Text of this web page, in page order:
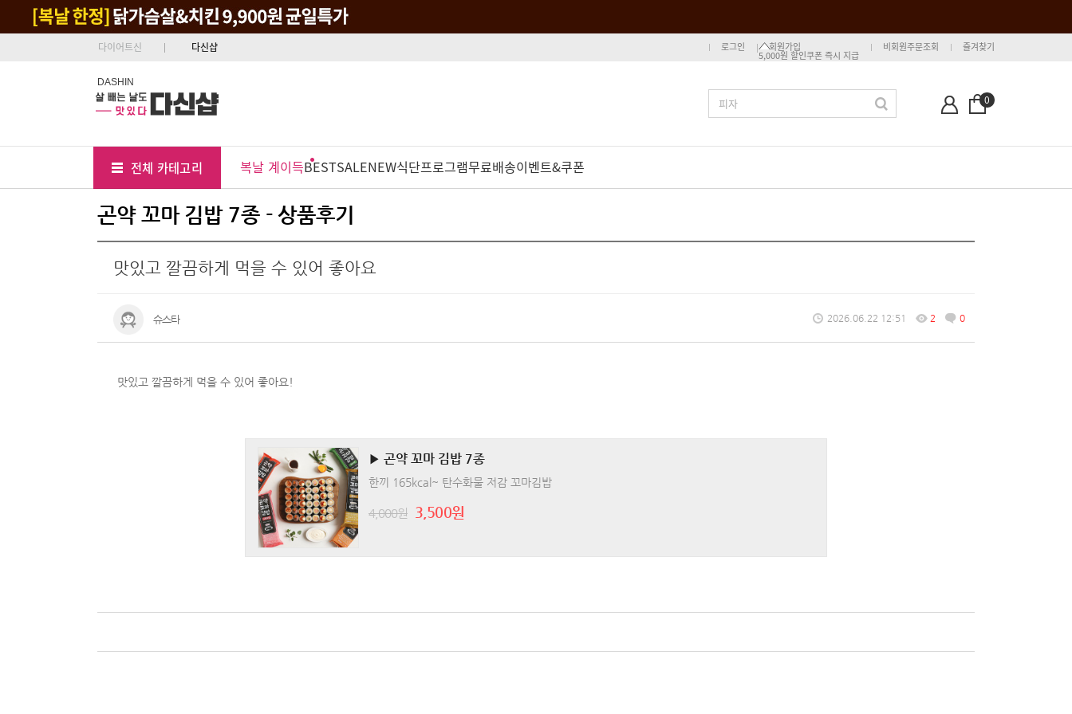
다이어트신 다신샵 로그인 회원가입
5,000원 할인쿠폰 즉시 지급
비회원주문조회 즐겨찾기
DASHIN
0
전체 카테고리 복날 계이득BESTSALENEW식단프로그램무료배송이벤트&쿠폰
곤약 꼬마 김밥 7종 - 상품후기
맛있고 깔끔하게 먹을 수 있어 좋아요
슈스타 2026.06.22 12:51 2 0
맛있고 깔끔하게 먹을 수 있어 좋아요!
▶ 곤약 꼬마 김밥 7종
한끼 165kcal~ 탄수화물 저감 꼬마김밥
4,000원 3,500원